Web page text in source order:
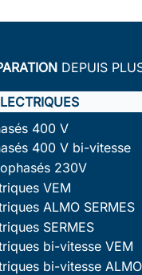
DEPUIS
400 V
400 V bi-vitesse
230V
VEM
ALMO SERMES
SERMES
bi-vitesse VEM
bi-vitesse ALMO